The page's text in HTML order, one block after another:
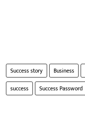
Success story Business
success
Success Password